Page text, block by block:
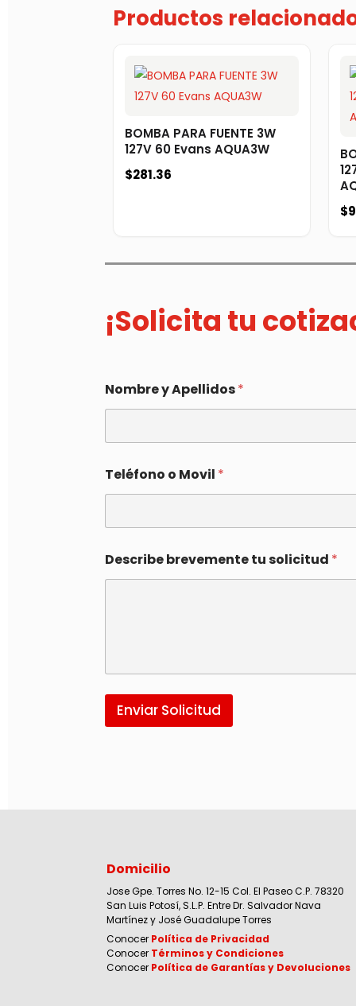
Productos
BOMBA PARA FUENTE 3W
127V 60 Evans AQUA3W
$281.36
$
¡Solicita tu
Nombre y Apellidos*
Teléfono o Movil *
Describe brevemente tu solicitud *
Enviar Solicitud
Domicilio
Jose Gpe. Torres No. 12-15 Col. El Paseo C.P. 78320
San Luis Potosí, S.L.P. Entre Dr. Salvador Nava
Martínez y José Guadalupe Torres
Conocer Política de Privacidad
Conocer Términos y Condiciones
Conocer Política de Garantías y Devoluciones